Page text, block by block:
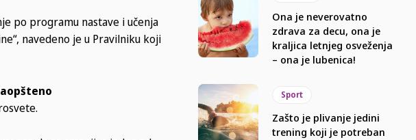
po programu nastave i učenja
navedeno je u Pravilniku koji
Ona je neverovatno
zdrava za decu, ona je
kraljica letnjeg osveženja
– ona je lubenica!
Sport
Zašto je plivanje jedini
trening koji je potreban